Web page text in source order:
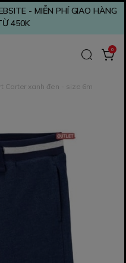
- MIỄN PHÍ GIAO HÀNG
450K
0
Carter xanh đen - size 6m